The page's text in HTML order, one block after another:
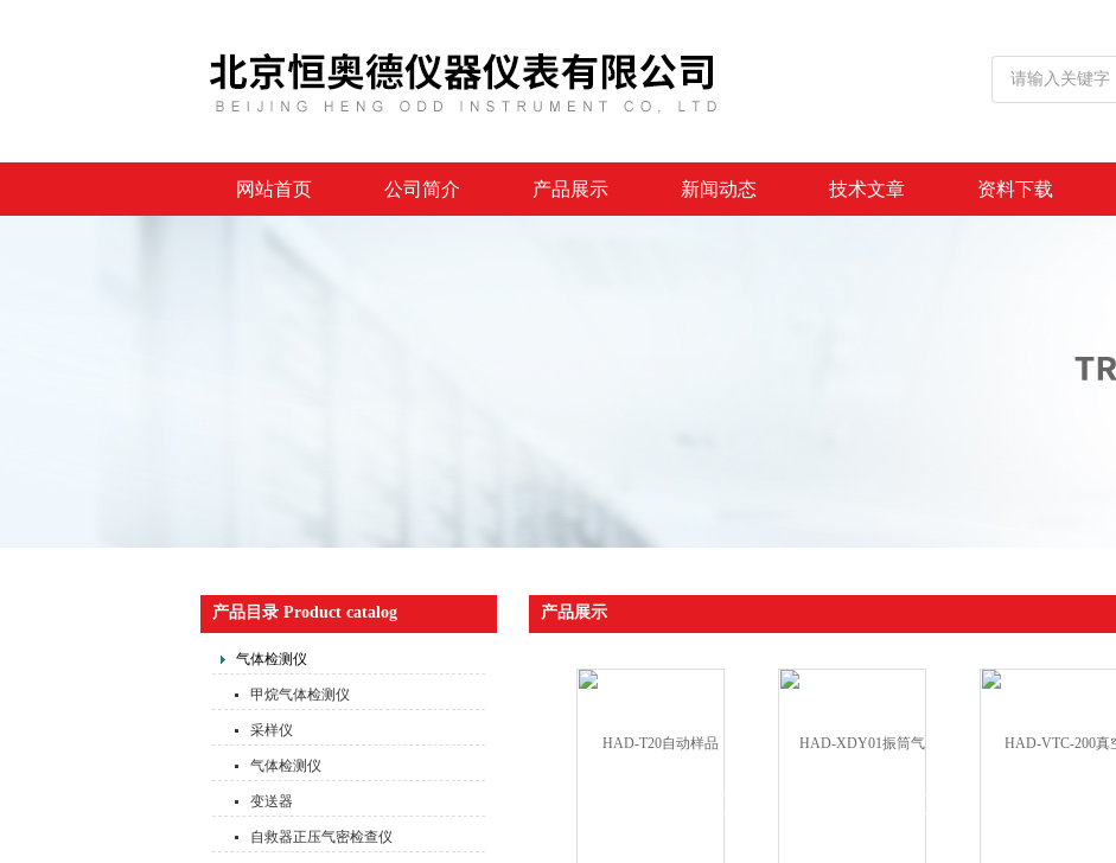
网站首页 公司简介 产品展示 新闻动态 技术文章 资料下载
产品目录 Product catalog
气体检测仪
甲烷气体检测仪
采样仪
气体检测仪
变送器
自救器正压气密检查仪
产品展示